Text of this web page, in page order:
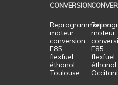
CONVERSION
Reprogrammation
moteur
conversion
E85
flexfuel
éthanol
Toulouse
moteur
E85
flexfuel
éthanol